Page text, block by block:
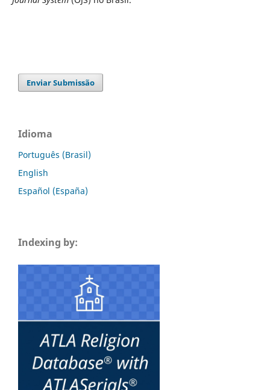
Enviar Submissão
Idioma
Português (Brasil)
English
Español (España)
Indexing by: